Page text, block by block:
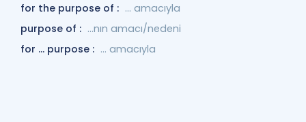
for the purpose of : ... amacıyla
purpose of : ...nın amacı/nedeni
for ... purpose : ... amacıyla